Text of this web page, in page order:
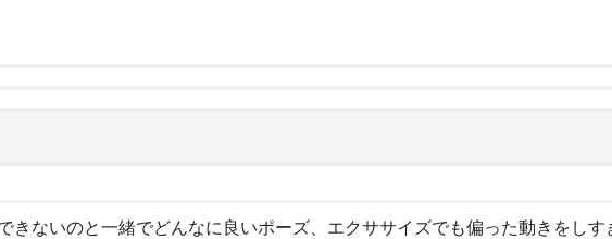
きないのと一緒でどんなに良いポーズ、エクササイズでも偏った動きをし